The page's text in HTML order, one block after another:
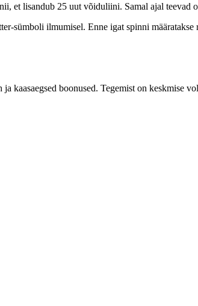
et lisandub 25 uut võiduliini. Samal ajal
sümboli ilmumisel. Enne igat spinni
kaasaegsed boonused. Tegemist on keskmise